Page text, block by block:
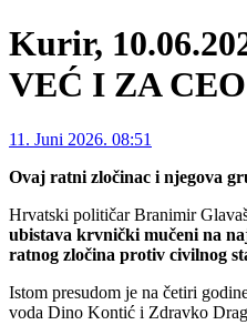
Kurir,
VEĆ I ZA
11. Juni 2026. 08:51
Ovaj ratni zločinac i njegova
Hrvatski političar Branimir
ubistava krvnički mučeni na
ratnog zločina protiv civilnog
Istom presudom je na četiri
voda Dino Kontić i Zdravko